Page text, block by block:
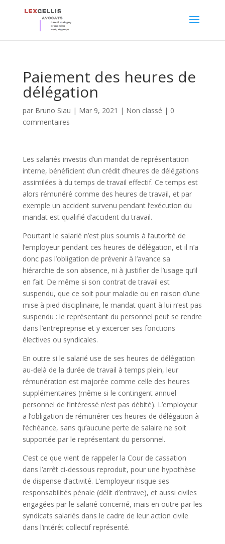
Paiement des heures de
délégation
par Bruno Siau | Mar 9, 2021 | Non classé | 0
commentaires
Les salariés investis d’un mandat de représentation
interne, bénéficient d’un crédit d’heures de délégations
assimilées à du temps de travail effectif. Ce temps est
alors rémunéré comme des heures de travail, et par
exemple un accident survenu pendant l’exécution du
mandat est qualifié d’accident du travail.
Pourtant le salarié n’est plus soumis à l’autorité de
l’employeur pendant ces heures de délégation, et il n’a
donc pas l’obligation de prévenir à l’avance sa
hiérarchie de son absence, ni à justifier de l’usage qu’il
en fait. De même si son contrat de travail est
suspendu, que ce soit pour maladie ou en raison d’une
mise à pied disciplinaire, le mandat quant à lui n’est pas
suspendu : le représentant du personnel peut se rendre
dans l’entrepreprise et y excercer ses fonctions
électives ou syndicales.
En outre si le salarié use de ses heures de délégation
au-delà de la durée de travail à temps plein, leur
rémunération est majorée comme celle des heures
supplémentaires (même si le contingent annuel
personnel de l’intéressé n’est pas débité). L’employeur
a l’obligation de rémunérer ces heures de délégation à
l’échéance, sans qu’aucune perte de salaire ne soit
supportée par le représentant du personnel.
C’est ce que vient de rappeler la Cour de cassation
dans l’arrêt ci-dessous reproduit, pour une hypothèse
de dispense d’activité. L’employeur risque ses
responsabilités pénale (délit d’entrave), et aussi civiles
engagées par le salarié concerné, mais en outre par les
syndicats salariés dans le cadre de leur action civile
dans l’intérêt collectif représenté.